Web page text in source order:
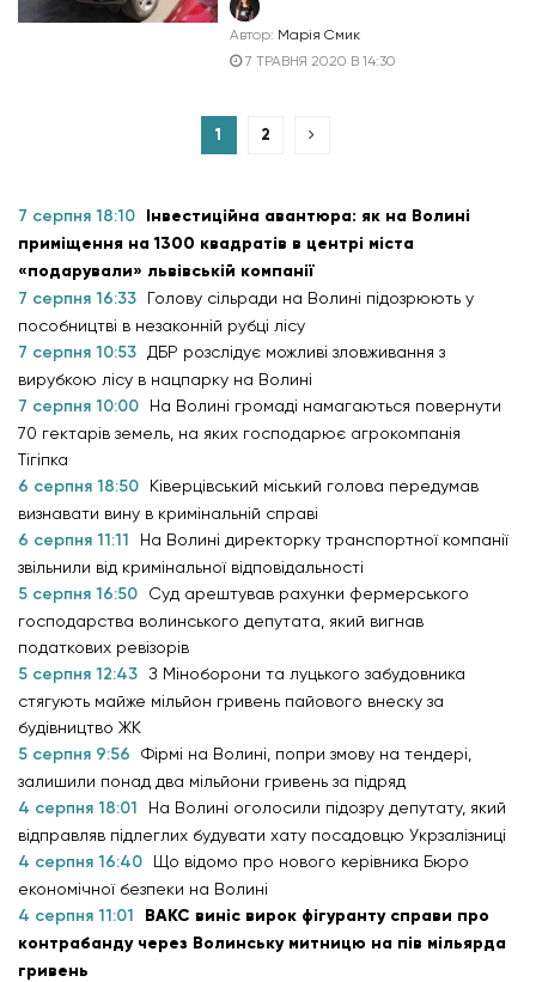
Автор: Марія Смик
7 ТРАВНЯ 2020 В 14:30
1 2
7 серпня 18:10 Інвестиційна авантюра: як на Волині
приміщення на 1300 квадратів в центрі міста
«подарували» львівській компанії
7 серпня 16:33
Голову сільради на Волині підозрюють у
пособництві в незаконній рубці лісу
7 серпня 10:53
ДБР розслідує можливі зловживання з
вирубкою лісу в нацпарку на Волині
7 серпня 10:00
На Волині громаді намагаються повернути
70 гектарів земель, на яких господарює агрокомпанія
Тігіпка
6 серпня 18:50
Ківерцівський міський голова передумав
визнавати вину в кримінальній справі
6 серпня 11:11
На Волині директорку транспортної компанії
звільнили від кримінальної відповідальності
5 серпня 16:50
Суд арештував рахунки фермерського
господарства волинського депутата, який вигнав
податкових ревізорів
5 серпня 12:43 З Міноборони та луцького забудовника
стягують майже мільйон гривень пайового внеску за
будівництво ЖК
5 серпня 9:56
Фірмі на Волині, попри змову на тендері,
залишили понад два мільйони гривень за підряд
4 серпня 18:01
На Волині оголосили підозру депутату, який
відправляв підлеглих будувати хату посадовцю Укрзалізниці
4 серпня 16:40
Що відомо про нового керівника Бюро
економічної безпеки на Волині
4 серпня 11:01
ВАКС виніс вирок фігуранту справи про
контрабанду через Волинську митницю на пів мільярда
гривень